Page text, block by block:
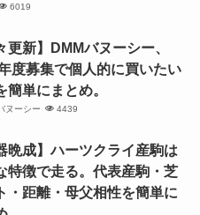
6019
更新】DMMバヌーシー、
度募集で個人的に買いたい
簡単にまとめ。
ヌーシー 4439
晩成】ハーツクライ産駒は
特徴で走る。代表産駒・芝
・距離・母父相性を簡単に